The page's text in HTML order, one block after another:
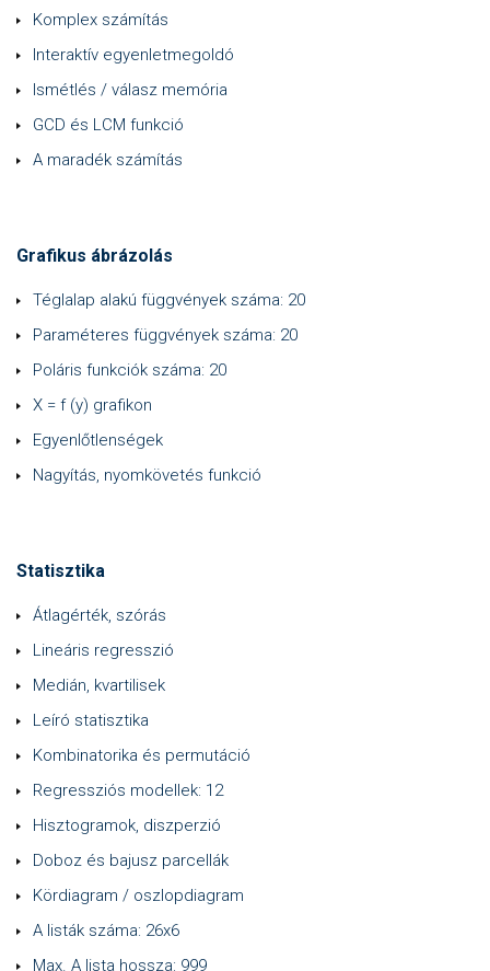
Komplex számítás
Interaktív egyenletmegoldó
Ismétlés / válasz memória
GCD és LCM funkció
A maradék számítás
Grafikus ábrázolás
Téglalap alakú függvények száma: 20
Paraméteres függvények száma: 20
Poláris funkciók száma: 20
X = f (y) grafikon
Egyenlőtlenségek
Nagyítás, nyomkövetés funkció
Statisztika
Átlagérték, szórás
Lineáris regresszió
Medián, kvartilisek
Leíró statisztika
Kombinatorika és permutáció
Regressziós modellek: 12
Hisztogramok, diszperzió
Doboz és bajusz parcellák
Kördiagram / oszlopdiagram
A listák száma: 26x6
Max. A lista hossza: 999